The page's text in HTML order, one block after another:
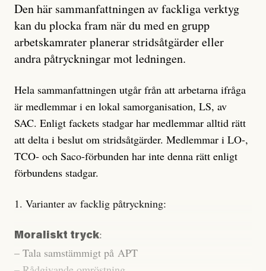
Den här sammanfattningen av fackliga verktyg
kan du plocka fram när du med en grupp
arbetskamrater planerar stridsåtgärder eller
andra påtryckningar mot ledningen.
Hela sammanfattningen utgår från att arbetarna ifråga
är medlemmar i en lokal samorganisation, LS, av
SAC. Enligt fackets stadgar har medlemmar alltid rätt
att delta i beslut om stridsåtgärder. Medlemmar i LO-,
TCO- och Saco-förbunden har inte denna rätt enligt
förbundens stadgar.
1. Varianter av facklig påtryckning:
Moraliskt tryck:
– Tala samstämmigt på APT